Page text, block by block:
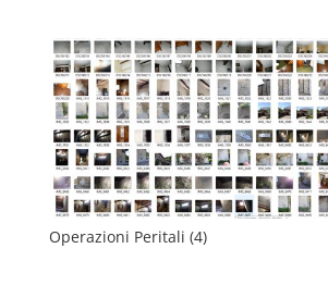
Operazioni Peritali (4)